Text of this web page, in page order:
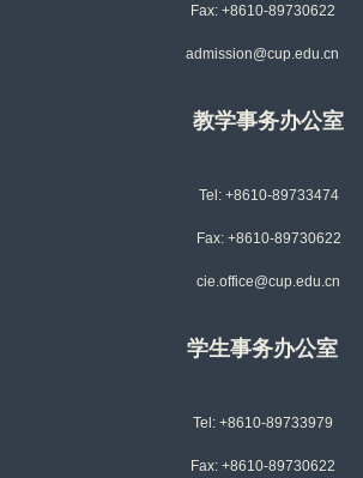
Fax: +8610-89730622
admission@cup.edu.cn
教学事务办公室
Tel: +8610-89733474
Fax: +8610-89730622
cie.office@cup.edu.cn
学生事务办公室
Tel: +8610-89733979
Fax: +8610-89730622